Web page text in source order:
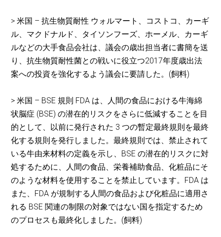
> 米国 – 抗生物質耐性 ウォルマート、コストコ、カーギ
ル、マクドナルド、タイソンフーズ、ホーメル、カーギ
ルなどの大手食品会社は、議会の歳出担当者に書簡を送
り、抗生物質耐性菌との戦いに役立つ2017年度歳出法
案への投資を強化するよう議会に要請した。(飼料)
> 米国 – BSE 規則 FDA は、人間の食品における牛海綿
状脳症 (BSE) の潜在的リスクをさらに低減することを目
的として、以前に発行された 3 つの暫定最終規則を最終
化する規則を発行しました。最終規則では、禁止されて
いる牛由来材料の定義を示し、BSE の潜在的リスクに対
処するために、人間の食品、栄養補助食品、化粧品にそ
のような材料を使用することを禁止しています。FDA は
また、FDA が規制する人間の食品および化粧品に適用さ
れる BSE 関連の制限の対象ではない国を指定するため
のプロセスも最終化しました。(飼料)